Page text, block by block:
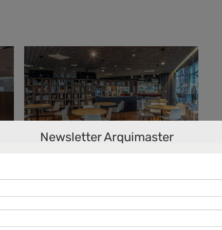
Callebaut México /
Work+
Newsletter Arquimaster